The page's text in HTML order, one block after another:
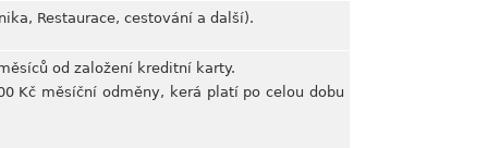
Restaurace, cestování a další).
od založení kreditní karty.
Kč měsíční odměny, kerá platí po celou dobu